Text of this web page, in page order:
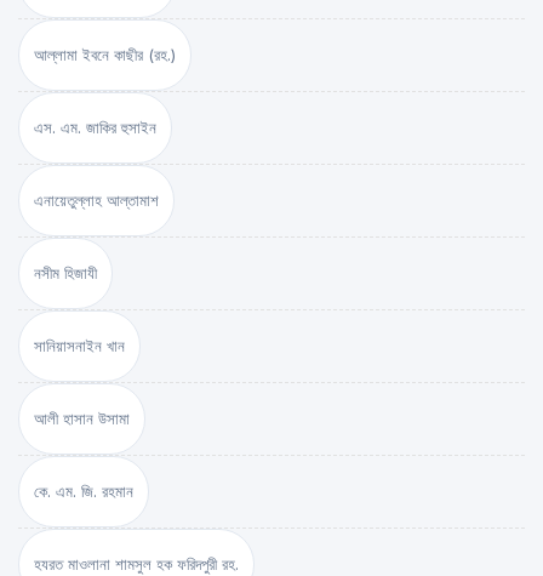
আল্লামা ইবনে কাছীর (রহ.)
এস. এম. জাকির হুসাইন
এনায়েতুল্লাহ আল্‌তামাশ
নসীম হিজাযী
সানিয়াসনাইন খান
আলী হাসান উসামা
কে. এম. জি. রহমান
হযরত মাওলানা শামসুল হক ফরিদপুরী রহ.